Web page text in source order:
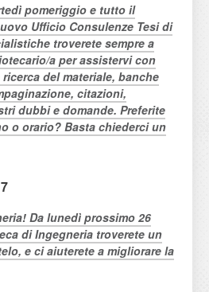
pomeriggio e tutto il
Ufficio Consulenze Tesi di
troverete sempre a
a per assistervi con
del materiale, banche
citazioni,
dubbi e domande. Preferite
o orario? Basta chiederci un
Da lunedì prossimo 26
di Ingegneria troverete un
e ci aiuterete a migliorare la